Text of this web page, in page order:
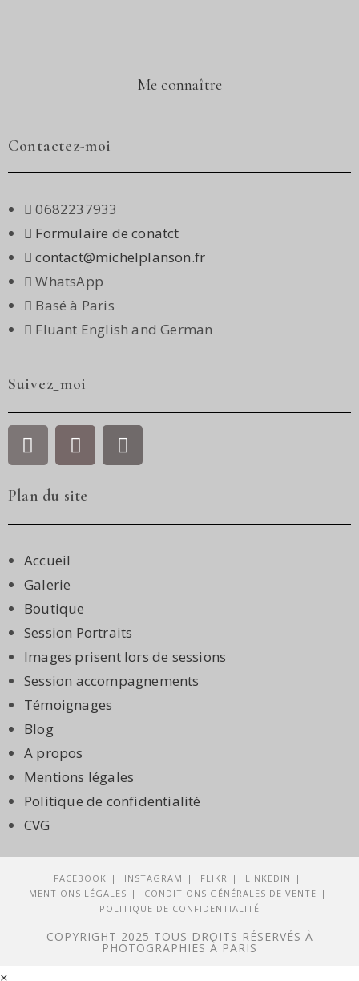
Me connaître
Contactez-moi
0682237933
Formulaire de conatct
contact@michelplanson.fr
WhatsApp
Basé à Paris
Fluant English and German
Suivez_moi
Plan du site
Accueil
Galerie
Boutique
Session Portraits
Images prisent lors de sessions
Session accompagnements
Témoignages
Blog
A propos
Mentions légales
Politique de confidentialité
CVG
FACEBOOK INSTAGRAM FLIKR
LINKEDIN
MENTIONS LÉGALES
CONDITIONS GÉNÉRALES DE VENTE
POLITIQUE DE CONFIDENTIALITÉ
COPYRIGHT 2025 TOUS DROITS RÉSERVÉS À
PHOTOGRAPHIES À PARIS